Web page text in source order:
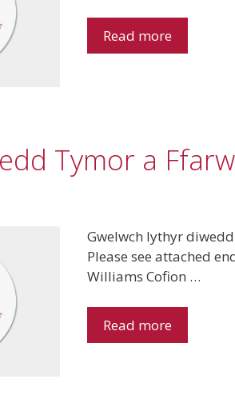
Read more
Tymor a
Gwelwch lythyr
Please see attached
Williams Cofion …
Read more